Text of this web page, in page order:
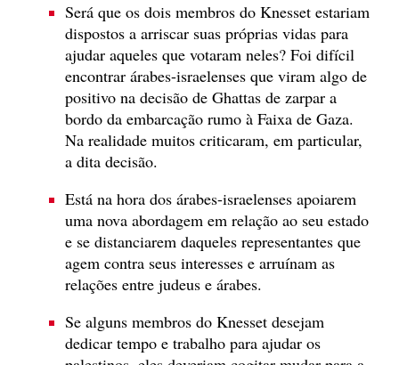
Será que os dois membros do Knesset estariam
dispostos a arriscar suas próprias vidas para
ajudar aqueles que votaram neles? Foi difícil
encontrar árabes-israelenses que viram algo de
positivo na decisão de Ghattas de zarpar a
bordo da embarcação rumo à Faixa de Gaza.
Na realidade muitos criticaram, em particular,
a dita decisão.
Está na hora dos árabes-israelenses apoiarem
uma nova abordagem em relação ao seu estado
e se distanciarem daqueles representantes que
agem contra seus interesses e arruínam as
relações entre judeus e árabes.
Se alguns membros do Knesset desejam
dedicar tempo e trabalho para ajudar os